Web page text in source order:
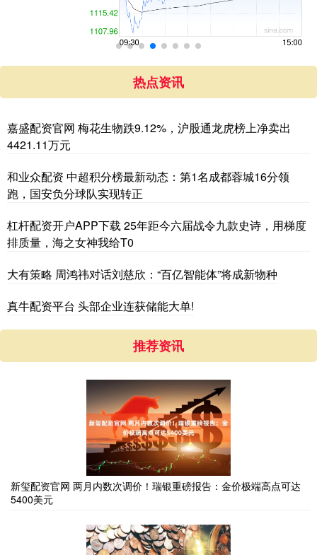
热点资讯
嘉盛配资官网 梅花生物跌9.12%，沪股通龙虎榜上净卖出
4421.11万元
和业众配资 中超积分榜最新动态：第1名成都蓉城16分领
跑，国安负分球队实现转正
杠杆配资开户APP下载 25年距今六届战令九款史诗，用梯度
排质量，海之女神我给T0
大有策略 周鸿祎对话刘慈欣：“百亿智能体”将成新物种
真牛配资平台 头部企业连获储能大单!
推荐资讯
新玺配资官网 两月内数次调价！瑞银重磅报告：金价极端高点可达
5400美元